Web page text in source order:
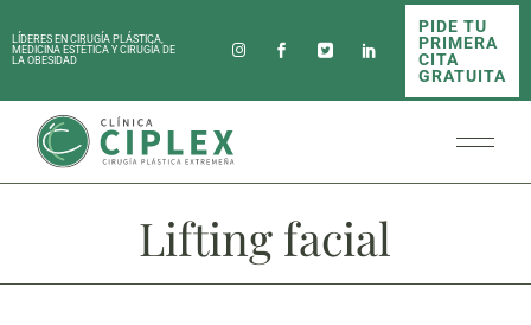
LÍDERES EN CIRUGÍA PLÁSTICA,
MEDICINA ESTÉTICA Y CIRUGÍA DE
LA OBESIDAD
PIDE TU
PRIMERA
CITA
GRATUITA
Lifting facial